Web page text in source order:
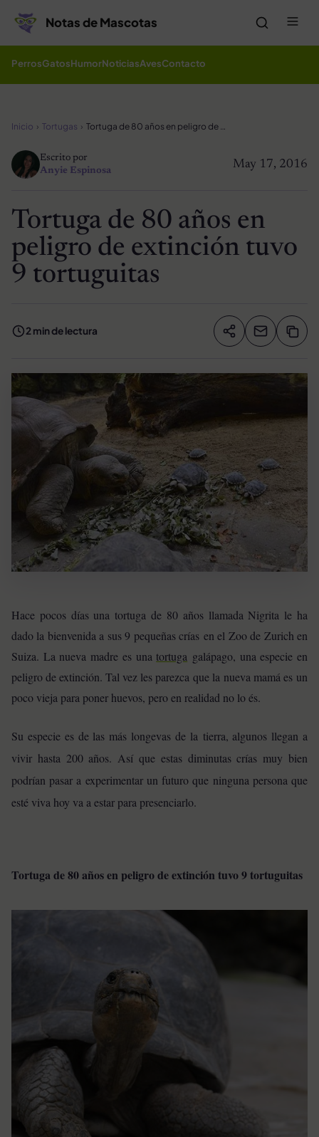
Notas de Mascotas
PerrosGatosHumorNoticiasAvesContacto
Inicio Tortugas Tortuga de 80 años en peligro de extinción tuvo 9 tortuguitas
May 17, 2016
Escrito por
Anyie Espinosa
Tortuga de 80 años en
peligro de extinción tuvo
9 tortuguitas
2 min de lectura Compartir
Hace pocos días una tortuga de 80 años llamada Nigrita le ha
dado la bienvenida a sus 9 pequeñas crías en el Zoo de Zurich en
Suiza. La nueva madre es una tortuga galápago, una especie en
peligro de extinción. Tal vez les parezca que la nueva mamá es un
poco vieja para poner huevos, pero en realidad no lo és.
Su especie es de las más longevas de la tierra, algunos llegan a
vivir hasta 200 años. Así que estas diminutas crías muy bien
podrían pasar a experimentar un futuro que ninguna persona que
esté viva hoy va a estar para presenciarlo.
Tortuga de 80 años en peligro de extinción tuvo 9 tortuguitas